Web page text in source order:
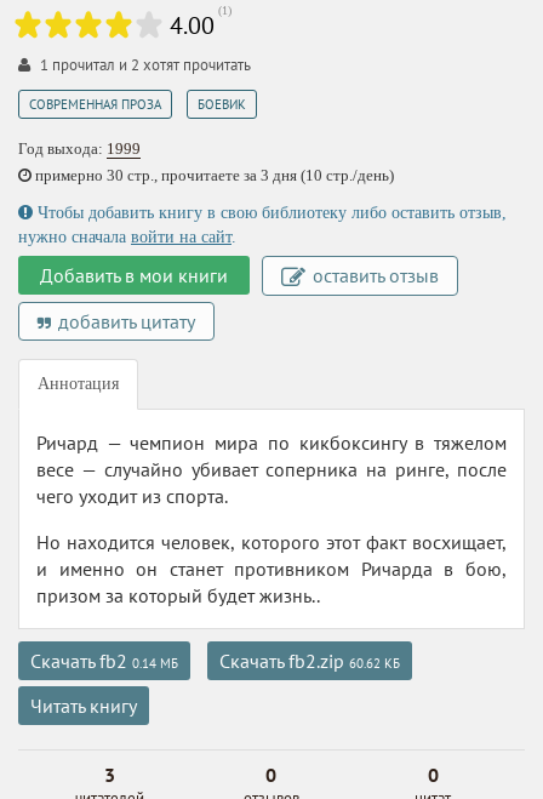
4.00 (1)
1 прочитал и 2 хотят прочитать
СОВРЕМЕННАЯ ПРОЗА БОЕВИК
Год выхода: 1999
примерно 30 стр., прочитаете за 3 дня (10 стр./день)
Чтобы добавить книгу в свою библиотеку либо оставить отзыв,
нужно сначала войти на сайт.
Добавить в мои книги
оставить отзыв
добавить цитату
Аннотация
Ричард — чемпион мира по кикбоксингу в тяжелом
весе — случайно убивает соперника на ринге, после
чего уходит из спорта.
Но находится человек, которого этот факт восхищает,
и именно он станет противником Ричарда в бою,
призом за который будет жизнь..
Скачать fb2 0.14 МБ Скачать fb2.zip 60.62 КБ
Читать книгу
3 0 0